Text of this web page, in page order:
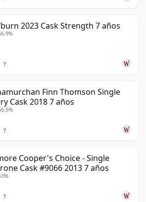
2023 Cask Strength 7 años
?
Finn Thomson Single
Cask 2018 7 años
?
Cooper's Choice - Single
Cask #9066 2013 7 años
?